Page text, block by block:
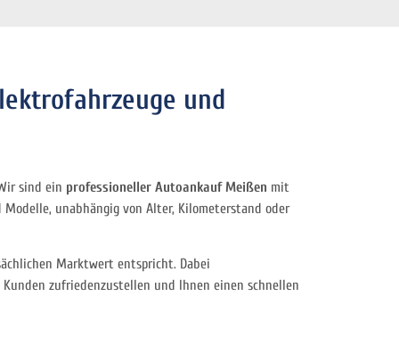
und
sind ein professioneller Autoankauf Meißen mit
Modelle, unabhängig von Alter, Kilometerstand oder
Marktwert entspricht. Dabei
zufriedenzustellen und Ihnen einen schnellen